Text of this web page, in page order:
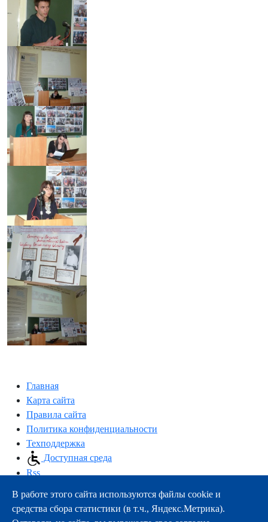
Главная
Карта сайта
Правила сайта
Политика конфиденциальности
Техподдержка
Доступная среда
Rss
163000, г.Архангельск, пр-т Троицкий, 51
тел.:+7 (8182) 21-11-63
В работе этого сайта используются файлы cookie и
средства сбора статистики (в т.ч., Яндекс.Метрика).